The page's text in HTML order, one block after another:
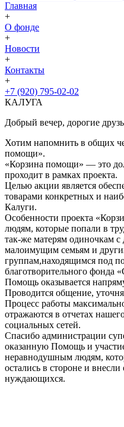
Главная
+
О фонде
+
Новости
+
Контакты
+
+7 (920) 795-02-02
КАЛУГА
Добрый вечер, дорогие
Хотим напомнить в общих
помощи».
«Корзина помощи» — это
проходит в рамках проекта.
Целью акции является
товарами конкретных и
Калуги.
Особенности проекта
людям, которые попали в
так-же матерям одиночкам
малоимущим семьям и
группам,находящимся под
благотворительного фонда
Помощь оказывается
Проводится общение,
Процесс работы
отражаются в отчетах
социальных сетей.
Спасибо администрации
оказанную Помощь и
неравнодушным людям,
остались в стороне и
нуждающихся.